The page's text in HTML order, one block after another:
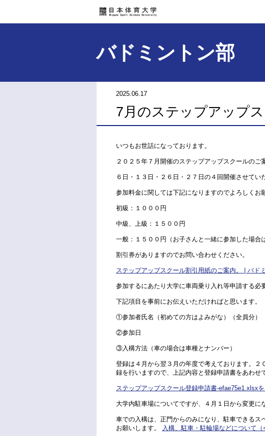
バドミントン部
2025.06.17
7月のステップアップス
いつもお世話になっております。
２０２５年７月開催のステップアップスクールのご
６日・１３日・２６日・２７日の４回開催させてい
参加料金に関しては下記になりますのでよろしくお
初級：１０００円
中級、上級：１５００円
一般：１５００円（お子さんと一緒に参加した場合
割引券がありますのでお問い合わせください。
ステップアップスクール割引用紙のご案内。 | バド
参加するにあたり大学に車両乗り入れ等申請する必
下記項目を事前にお伝えいただければと思います。
①参加者氏名（初めての方はよみがな）（全員分）
②参加日
③入構方法（車の場合は車種とナンバー）
登録は４月から翌３月の年度で考えております。
録を行いますので、上記内容と登録申請書をあわせ
ステップアップスクール登録申請書-efae75e1.xlsx
大学内駐車場についてですが、４月１日から変更に
車での入構は、正門からのみになり、駐車できる
お願いします。
入構、駐車・駐輪場などについて